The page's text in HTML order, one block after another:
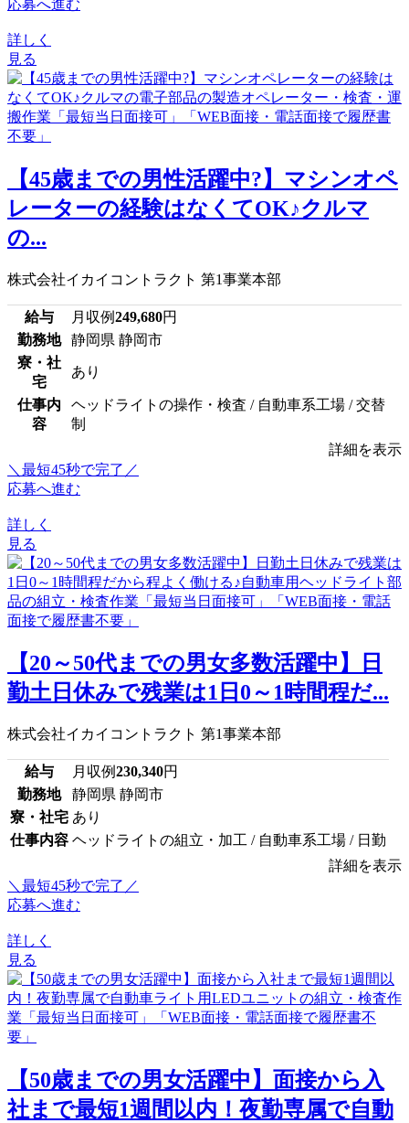
応募へ進む
詳しく
見る
【45歳までの男性活躍中?】マシンオペ
レーターの経験はなくてOK♪クルマ
の...
株式会社イカイコントラクト 第1事業本部
給与 月収例249,680円
勤務地
静岡県 静岡市
寮・社
宅
あり
仕事内
容
ヘッドライトの操作・検査 / 自動車系工場 / 交替
制
詳細を表示
＼最短45秒で完了／
応募へ進む
詳しく
見る
【20～50代までの男女多数活躍中】日
勤土日休みで残業は1日0～1時間程だ...
株式会社イカイコントラクト 第1事業本部
給与 月収例230,340円
勤務地
静岡県 静岡市
寮・社宅 あり
仕事内容 ヘッドライトの組立・加工 / 自動車系工場 / 日勤
詳細を表示
＼最短45秒で完了／
応募へ進む
詳しく
見る
【50歳までの男女活躍中】面接から入
社まで最短1週間以内！夜勤専属で自動